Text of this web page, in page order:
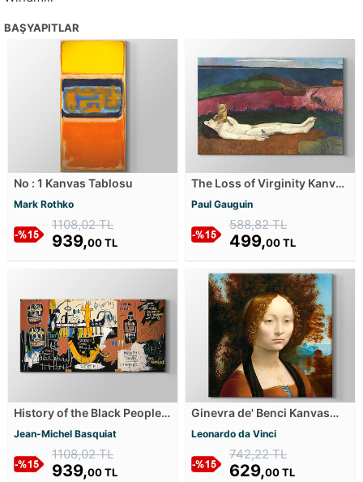
BAŞYAPITLAR
No : 1 Kanvas Tablosu
Mark Rothko
1108,02 TL
939,00 TL
The Loss of Virginity Kanvas
Paul Gauguin
588,82 TL
499,00 TL
History of the Black People
Kanvas Tablosu
Jean-Michel Basquiat
1108,02 TL
939,00 TL
Ginevra de' Benci Kanvas
Leonardo da Vinci
742,22 TL
629,00 TL